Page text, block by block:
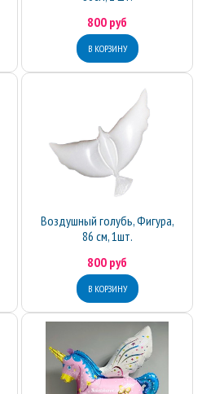
800 руб
Воздушный голубь, Фигура,
86 см, 1шт.
800 руб